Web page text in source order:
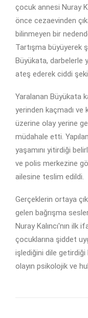
çocuk annesi Nuray
önce cezaevinden
bilinmeyen bir
Tartışma büyüyerek
Büyükata, darbelerle
ateş ederek ciddi
Yaralanan Büyükata
yerinden kaçmadı ve
üzerine olay yerine
müdahale etti.
yaşamını yitirdiği
ve polis merkezine
ailesine teslim edildi.
Gerçeklerin ortaya
gelen bağrışma
Nuray Kalıncı'nın ilk
çocuklarına şiddet
işlediğini dile
olayın psikolojik ve